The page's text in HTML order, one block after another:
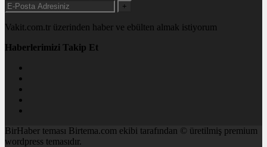
+
Vakit.com.tr üzerinden haber ve ebülten almak istiyorum
Haberlerimizi Takip Et
BirHaber teması Birtema.com ekibi tarafından © üretilmiş premium
wordpress temasıdır.